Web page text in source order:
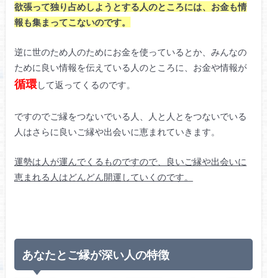
欲張って独り占めしようとする人のところには、お金も情
報も集まってこないのです。
逆に世のため人のためにお金を使っているとか、みんなの
ために良い情報を伝えている人のところに、お金や情報が
循環して返ってくるのです。
ですのでご縁をつないでいる人、人と人とをつないでいる
人はさらに良いご縁や出会いに恵まれていきます。
運勢は人が運んでくるものですので、良いご縁や出会いに
恵まれる人はどんどん開運していくのです。
あなたとご縁が深い人の特徴